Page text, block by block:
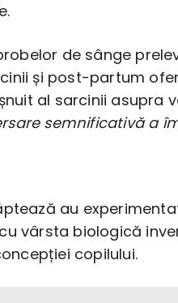
de sânge
și post-partum
al sarcinii asupra
semnificativă a
au
cu vârsta biologică
copilului.